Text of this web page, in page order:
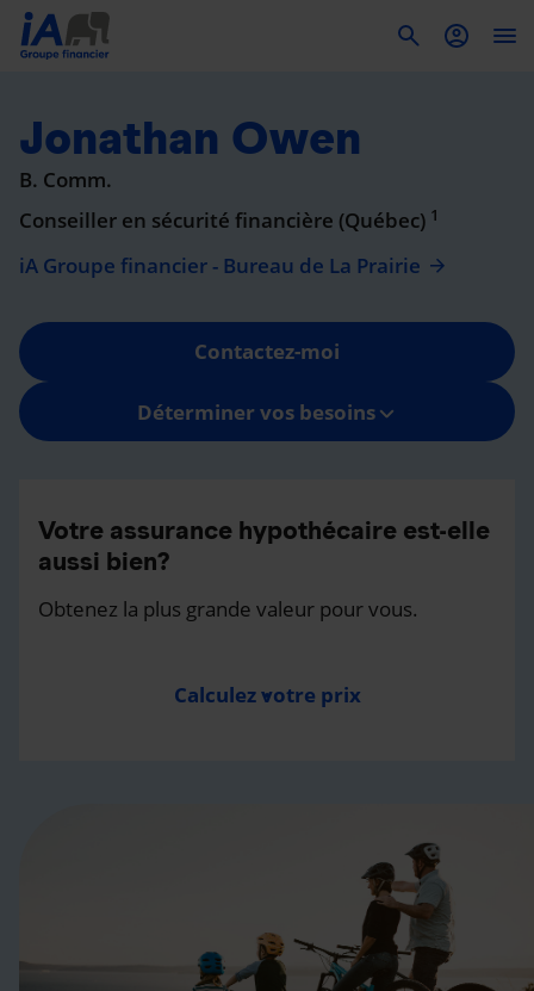
Jonathan Owen
B. Comm.
Conseiller en sécurité financière (Québec) 1
iA Groupe financier - Bureau de La Prairie
Contactez-moi
Déterminer vos besoins
Votre assurance hypothécaire est-elle
aussi bien?
Obtenez la plus grande valeur pour vous.
Calculez votre prix